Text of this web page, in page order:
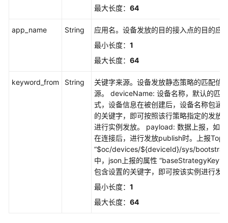
最大长度： 64
app_name String
应用名。设备发放的目的接入点的目的应
最小长度： 1
最大长度： 64
keyword_from String
关键字来源。设备发放静态策略的匹配信
源。 deviceName: 设备名称，默认的匹
式，设备信息在被创建后，设备名称包涵
的关键字，即可按照该行策略指定的发放
进行实例发放。 payload: 数据上报，如
在连接后，进行发放publish时。上报
“$oc/devices/${deviceId}/sys/
中，json上报的属性
包含设置的关键字，即可按该实例进行发
最小长度： 1
最大长度： 64